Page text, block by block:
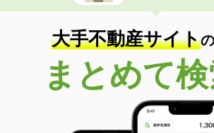
大手不動産サイトの
まとめて検